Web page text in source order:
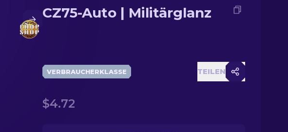
CZ75-Auto | Militärglanz
VERBRAUCHERKLASSE TEILEN
$4.72